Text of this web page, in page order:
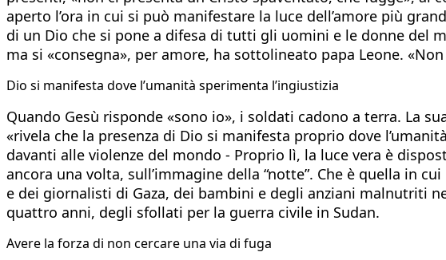
aperto l’ora in cui si può manifestare la luce dell’amore più
di un Dio che si pone a difesa di tutti gli uomini e le donne del
ma si «consegna», per amore, ha sottolineato papa Leone.
Dio si manifesta dove l’umanità sperimenta l’ingiustizia
Quando Gesù risponde «sono io», i soldati cadono a terra. La
«rivela che la presenza di Dio si manifesta proprio dove
davanti alle violenze del mondo - Proprio lì, la luce vera è
ancora una volta, sull’immagine della “notte”. Che è quella in
e dei giornalisti di Gaza, dei bambini e degli anziani malnutriti
quattro anni, degli sfollati per la guerra civile in Sudan.
Avere la forza di non cercare una via di fuga